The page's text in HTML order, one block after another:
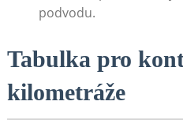
podvodu.
Tabulka pro
kilometráže